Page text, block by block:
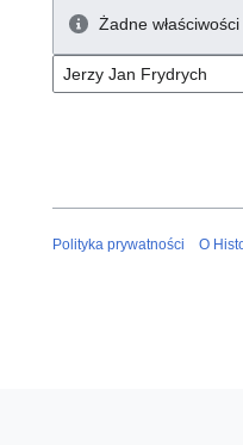
Żadne
Polityka prywatności O